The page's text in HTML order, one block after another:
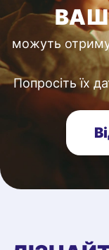
можуть
Попросіть їх